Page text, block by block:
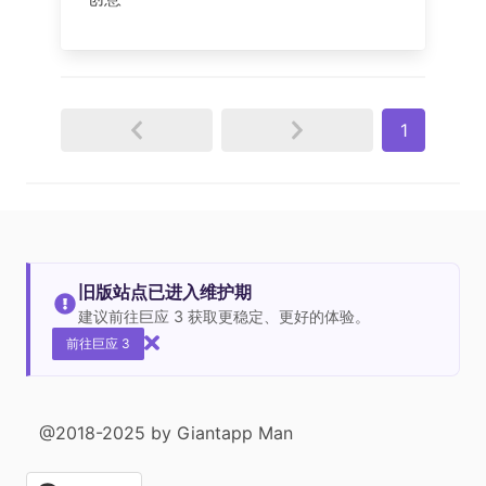
1
旧版站点已进入维护期
建议前往巨应 3 获取更稳定、更好的体验。
前往巨应 3
@2018-2025 by Giantapp Man